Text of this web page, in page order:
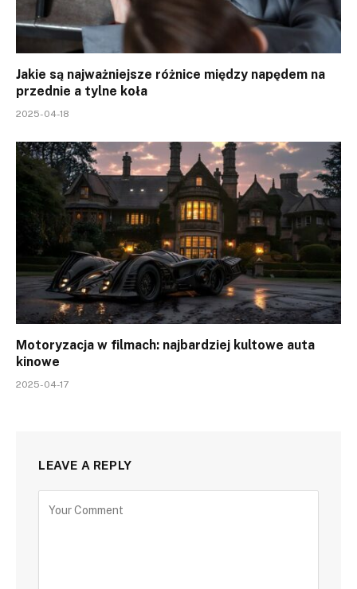
Jakie są najważniejsze różnice między napędem na
przednie a tylne koła
2025-04-18
Motoryzacja w filmach: najbardziej kultowe auta
kinowe
2025-04-17
LEAVE A REPLY